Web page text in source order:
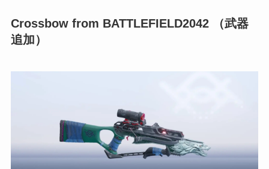
Crossbow from BATTLEFIELD2042 （武器
追加）